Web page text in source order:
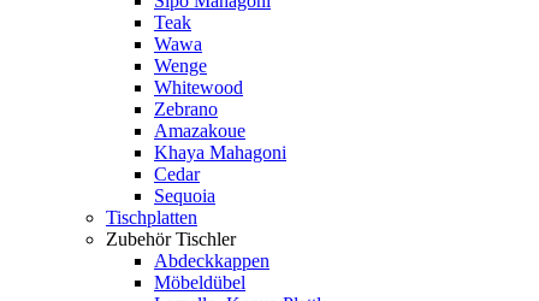
Teak
Wawa
Wenge
Whitewood
Zebrano
Amazakoue
Khaya Mahagoni
Cedar
Sequoia
Tischplatten
Zubehör Tischler
Abdeckkappen
Möbeldübel